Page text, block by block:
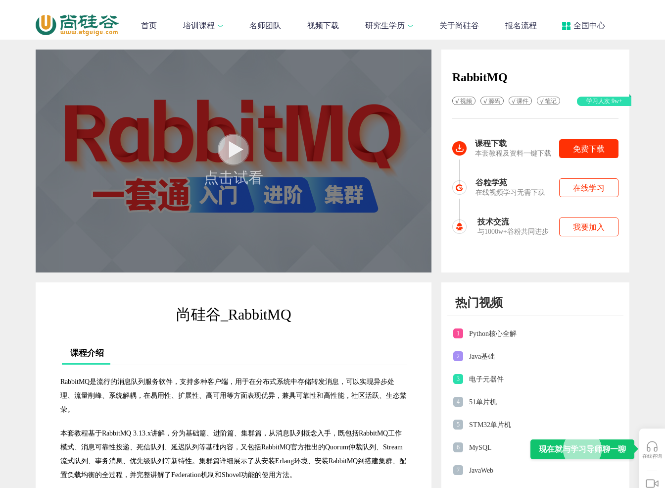
首页 培训课程 名师团队 视频下载 研究生学历 关于尚硅谷 报名流程 全国中心
点击试看
RabbitMQ
视频 源码 课件 笔记 学习人次 9w+
课程下载
本套教程及资料一键下载
免费下载
谷粒学苑
在线视频学习无需下载
在线学习
技术交流
与1000w+谷粉共同进步
我要加入
尚硅谷_RabbitMQ
课程介绍
RabbitMQ是流行的消息队列服务软件，支持多种客户端，用于在分布式系统中存储转发消息，可以实现异步处
理、流量削峰、系统解耦，在易用性、扩展性、高可用等方面表现优异，兼具可靠性和高性能，社区活跃、生态繁
荣。
本套教程基于RabbitMQ 3.13.x讲解，分为基础篇、进阶篇、集群篇，从消息队列概念入手，既包括RabbitMQ工作
模式、消息可靠性投递、死信队列、延迟队列等基础内容，又包括RabbitMQ官方推出的Quorum仲裁队列、Stream
流式队列、事务消息、优先级队列等新特性。集群篇详细展示了从安装Erlang环境、安装RabbitMQ到搭建集群、配
置负载均衡的全过程，并完整讲解了Federation机制和Shovel功能的使用方法。
热门视频
1 Python核心全解
2 Java基础
3 电子元器件
4 51单片机
5 STM32单片机
6 MySQL
7 JavaWeb
在线咨询
现在就与学习导师聊一聊